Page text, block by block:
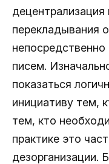
перекладывания
писем.
показаться
инициативу тем,
тем, кто
практике это
дезорганизации.